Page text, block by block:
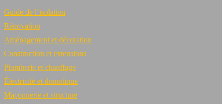
Guide de l’isolation
Rénovation
Aménagement et décoration
Construction et extensions
Plomberie et chauffage
Électricité et domotique
Maçonnerie et structure